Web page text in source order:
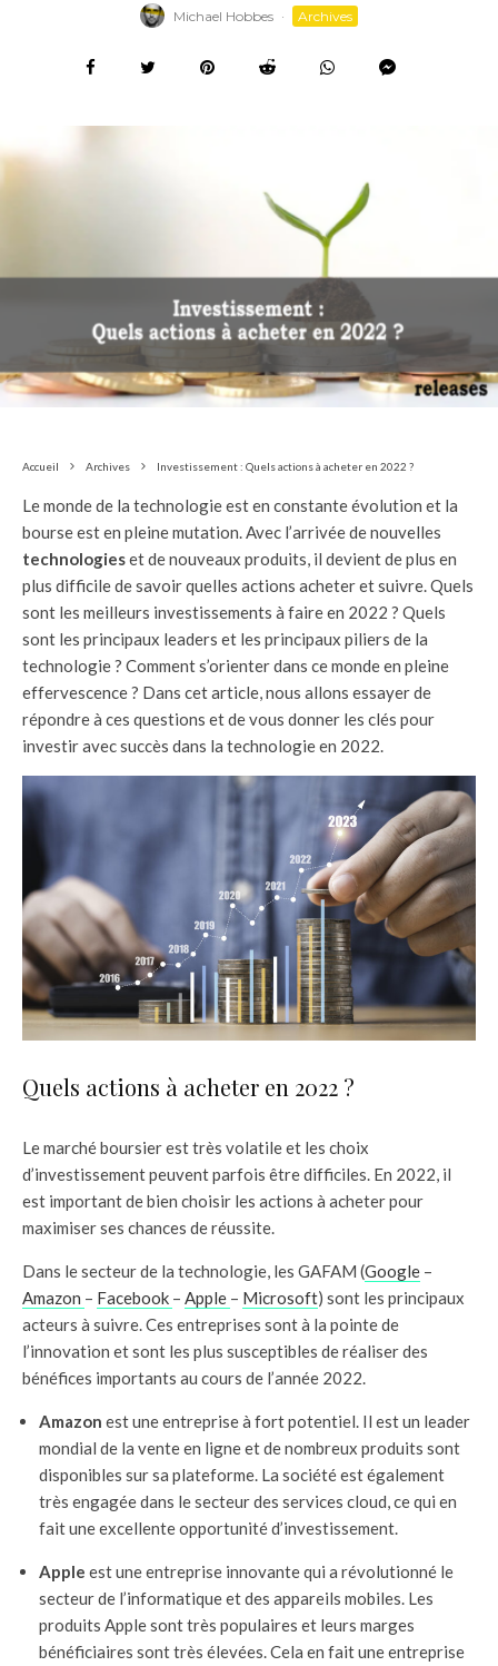
Michael Hobbes · Archives
Accueil Archives Investissement : Quels actions à acheter en 2022 ?
Le monde de la technologie est en constante évolution et la
bourse est en pleine mutation. Avec l’arrivée de nouvelles
technologieset de nouveaux produits, il devient de plus en
plus difficile de savoir quelles actions acheter et suivre. Quels
sont les meilleurs investissements à faire en 2022 ? Quels
sont les principaux leaders et les principaux piliers de la
technologie ? Comment s’orienter dans ce monde en pleine
effervescence ? Dans cet article, nous allons essayer de
répondre à ces questions et de vous donner les clés pour
investir avec succès dans la technologie en 2022.
Quels actions à acheter en 2022 ?
Le marché boursier est très volatile et les choix
d’investissement peuvent parfois être difficiles. En 2022, il
est important de bien choisir les actions à acheter pour
maximiser ses chances de réussite.
Dans le secteur de la technologie, les GAFAM (Google –
Amazon – Facebook – Apple – Microsoft) sont les principaux
acteurs à suivre. Ces entreprises sont à la pointe de
l’innovation et sont les plus susceptibles de réaliser des
bénéfices importants au cours de l’année 2022.
Amazon est une entreprise à fort potentiel. Il est un leader
mondial de la vente en ligne et de nombreux produits sont
disponibles sur sa plateforme. La société est également
très engagée dans le secteur des services cloud, ce qui en
fait une excellente opportunité d’investissement.
Apple est une entreprise innovante qui a révolutionné le
secteur de l’informatique et des appareils mobiles. Les
produits Apple sont très populaires et leurs marges
bénéficiaires sont très élevées. Cela en fait une entreprise